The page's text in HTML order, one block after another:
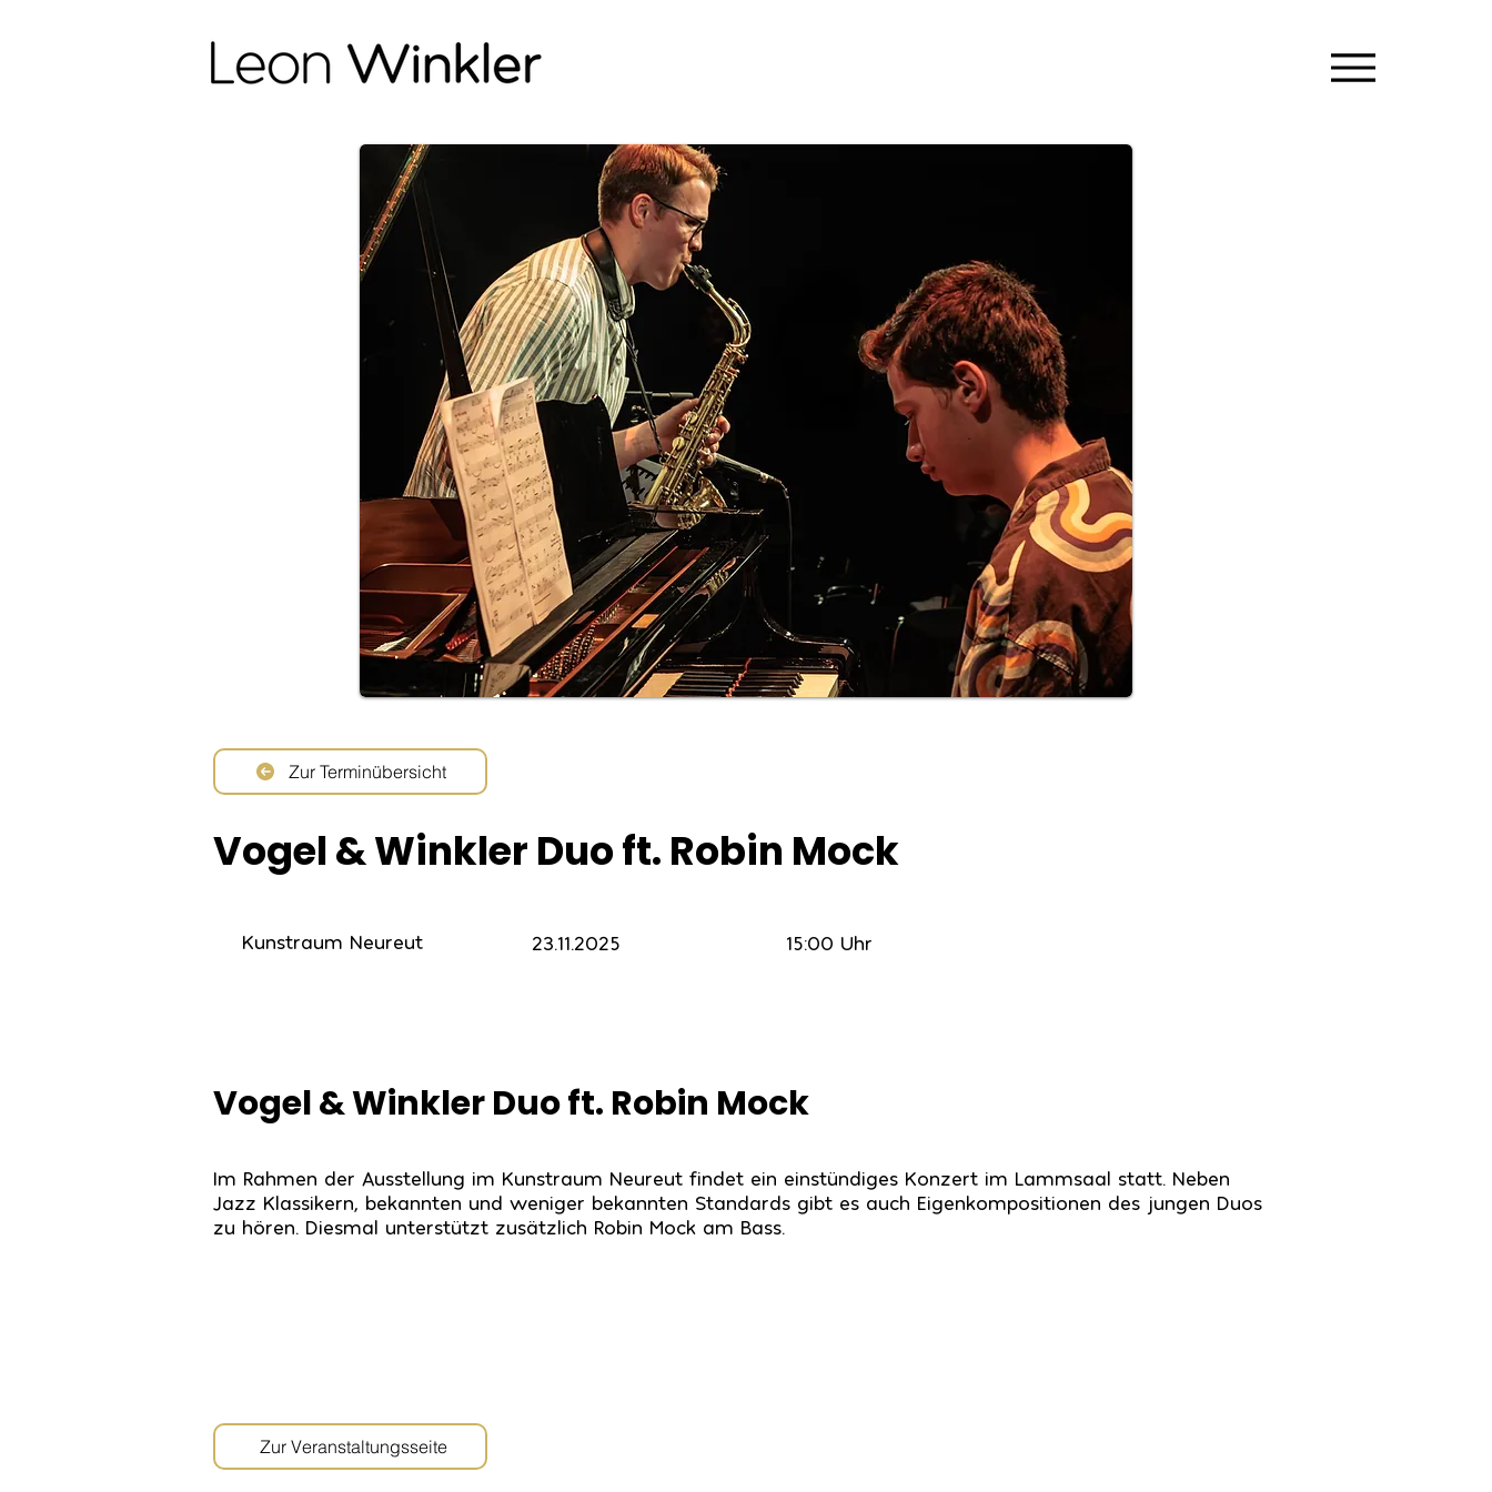
Zur Terminübersicht
Vogel & Winkler Duo ft. Robin Mock
Kunstraum Neureut 23.11.2025 15:00 Uhr
Vogel & Winkler Duo ft. Robin Mock
Im Rahmen der Ausstellung im Kunstraum Neureut findet ein einstündiges Konzert im Lammsaal statt. Neben
Jazz Klassikern, bekannten und weniger bekannten Standards gibt es auch Eigenkompositionen des jungen Duos
zu hören. Diesmal unterstützt zusätzlich Robin Mock am Bass.
Zur Veranstaltungsseite